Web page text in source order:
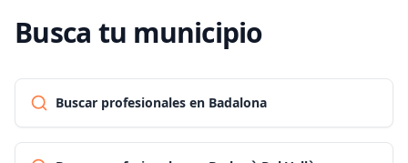
Busca tu municipio
Buscar profesionales en Badalona